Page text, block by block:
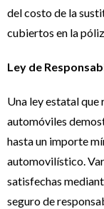
del costo de la
cubiertos en la
Ley de
Una ley estatal
automóviles
hasta un importe
automovilístico.
satisfechas
seguro de